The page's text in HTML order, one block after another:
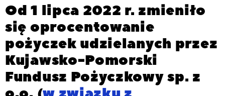
Od 1 lipca 2022 r. zmieniło
się oprocentowanie
pożyczek udzielanych przez
Kujawsko-Pomorski
Fundusz Pożyczkowy sp. z